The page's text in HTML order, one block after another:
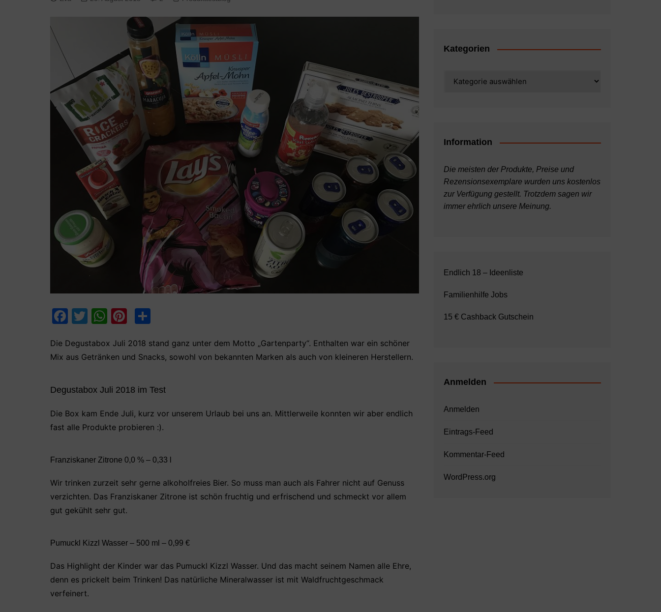
F
c
e
o
o
k
T
itt
er
W
at
s
p
p
Pi
er
e
le
n
Die Degustabox Juli 2018 stand ganz unter dem Motto „Gartenparty“. Enthalten war ein schöner
Mix aus Getränken und Snacks, sowohl von bekannten Marken als auch von kleineren Herstellern.
Degustabox Juli 2018 im Test
Die Box kam Ende Juli, kurz vor unserem Urlaub bei uns an. Mittlerweile konnten wir aber endlich
fast alle Produkte probieren :).
Franziskaner Zitrone 0,0 % – 0,33 l
Wir trinken zurzeit sehr gerne alkoholfreies Bier. So muss man auch als Fahrer nicht auf Genuss
verzichten. Das Franziskaner Zitrone ist schön fruchtig und erfrischend und schmeckt vor allem
gut gekühlt sehr gut.
Pumuckl Kizzl Wasser – 500 ml – 0,99 €
Das Highlight der Kinder war das Pumuckl Kizzl Wasser. Und das macht seinem Namen alle Ehre,
denn es prickelt beim Trinken! Das natürliche Mineralwasser ist mit Waldfruchtgeschmack
verfeinert.
Kategorien
Information
Die meisten der Produkte, Preise und
Rezensionsexemplare wurden uns kostenlos
zur Verfügung gestellt. Trotzdem sagen wir
immer ehrlich unsere Meinung.
Endlich 18 – Ideenliste
Familienhilfe Jobs
15 € Cashback Gutschein
Anmelden
Anmelden
Eintrags-Feed
Kommentar-Feed
WordPress.org